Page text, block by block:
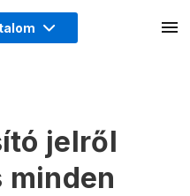
jelről
minden